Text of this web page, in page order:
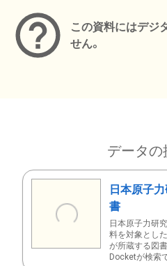
この資料にはデジ
せん。
データの
日本原子
書
日本原子力研
料を対象とし
が所蔵する図書
Docketが検索